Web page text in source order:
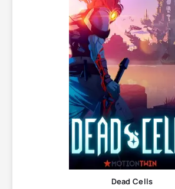
Dead Cells